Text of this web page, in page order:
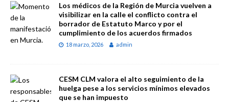
Los médicos de la Región de Murcia vuelven a
visibilizar en la calle el conflicto contra el
borrador de Estatuto Marco y por el
cumplimiento de los acuerdos firmados
18 marzo, 2026 admin
CESM CLM valora el alto seguimiento de la
huelga pese a los servicios mínimos elevados
que se han impuesto